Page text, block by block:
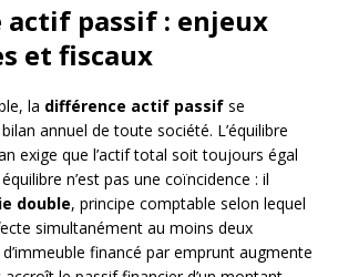
actif passif : enjeux
et fiscaux
la différence actif passif se
annuel de toute société. L’équilibre
exige que l’actif total soit toujours égal
n’est pas une coïncidence : il
double, principe comptable selon lequel
simultanément au moins deux
financé par emprunt augmente